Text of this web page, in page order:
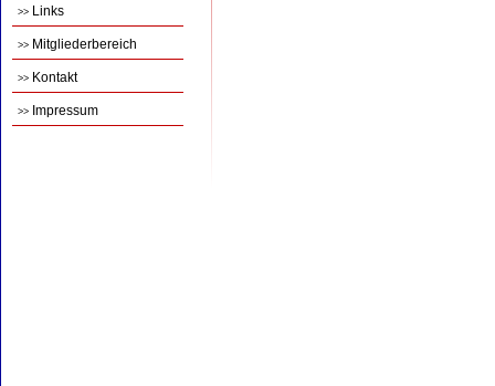
>> Links
>> Mitgliederbereich
>> Kontakt
>> Impressum